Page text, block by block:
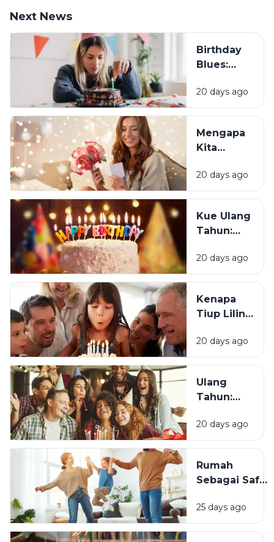
Next News
Birthday
Blues:
Sebagian
Orang
Merasa
Sedih Saat
Tahun?
20 days ago
Mengapa
Kita
Mendapat
Ucapan
Tahun?
20 days ago
Kue Ulang
Tahun:
Tradisi Ini
Berawal?
20 days ago
Kenapa
Tiup Lilin
Tradisi
Saat Ulang
20 days ago
Ulang
Tahun:
Momen
Bertambah
Terasa
Istimewa?
20 days ago
Rumah
Sebagai Safe
Mengapa
Lingkungan
25 days ago